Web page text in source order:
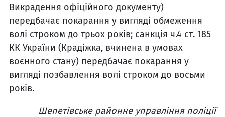
Викрадення офіційного документу)
передбачає покарання у вигляді обмеження
волі строком до трьох років; санкція ч.4 ст. 185
КК України (Крадіжка, вчинена в умовах
воєнного стану) передбачає покарання у
вигляді позбавлення волі строком до восьми
років.
Шепетівське районне управління поліції